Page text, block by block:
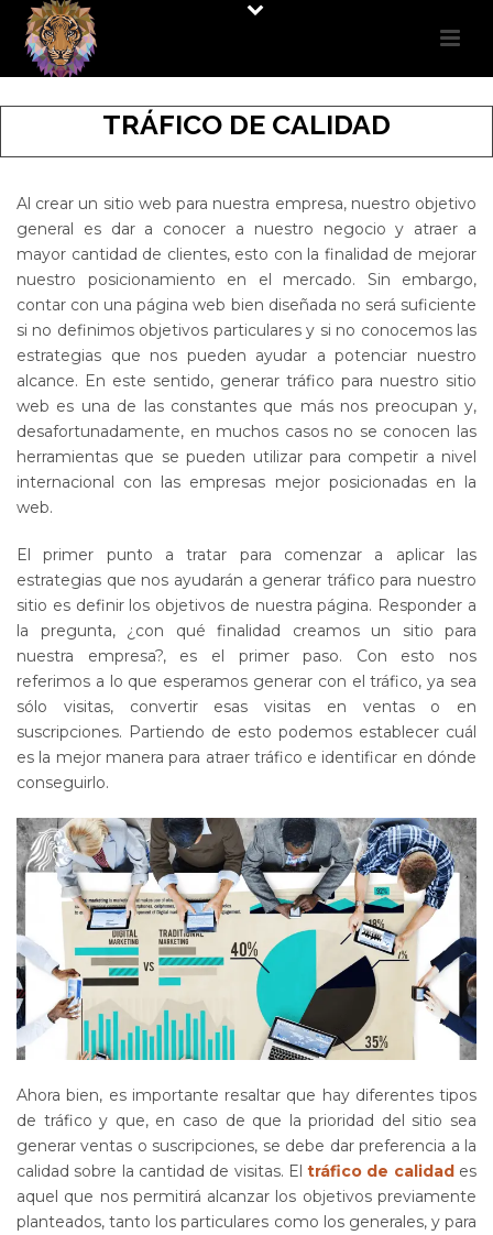
TRÁFICO DE CALIDAD
Al crear un sitio web para nuestra empresa, nuestro objetivo
general es dar a conocer a nuestro negocio y atraer a
mayor cantidad de clientes, esto con la finalidad de mejorar
nuestro posicionamiento en el mercado. Sin embargo,
contar con una página web bien diseñada no será suficiente
si no definimos objetivos particulares y si no conocemos las
estrategias que nos pueden ayudar a potenciar nuestro
alcance. En este sentido, generar tráfico para nuestro sitio
web es una de las constantes que más nos preocupan y,
desafortunadamente, en muchos casos no se conocen las
herramientas que se pueden utilizar para competir a nivel
internacional con las empresas mejor posicionadas en la
web.
El primer punto a tratar para comenzar a aplicar las
estrategias que nos ayudarán a generar tráfico para nuestro
sitio es definir los objetivos de nuestra página. Responder a
la pregunta, ¿con qué finalidad creamos un sitio para
nuestra empresa?, es el primer paso. Con esto nos
referimos a lo que esperamos generar con el tráfico, ya sea
sólo visitas, convertir esas visitas en ventas o en
suscripciones. Partiendo de esto podemos establecer cuál
es la mejor manera para atraer tráfico e identificar en dónde
conseguirlo.
Ahora bien, es importante resaltar que hay diferentes tipos
de tráfico y que, en caso de que la prioridad del sitio sea
generar ventas o suscripciones, se debe dar preferencia a la
calidad sobre la cantidad de visitas. Eltráfico de calidades
aquel que nos permitirá alcanzar los objetivos previamente
planteados, tanto los particulares como los generales, y para